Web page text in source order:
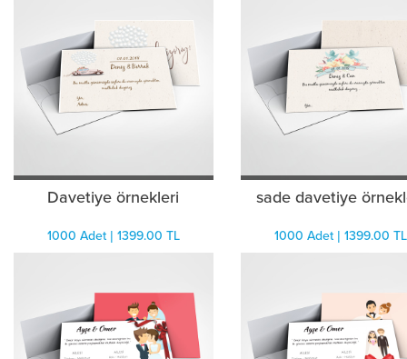
Davetiye örnekleri
1000 Adet | 1399.00 TL
sade davetiye
1000 Adet | 1399.00 TL